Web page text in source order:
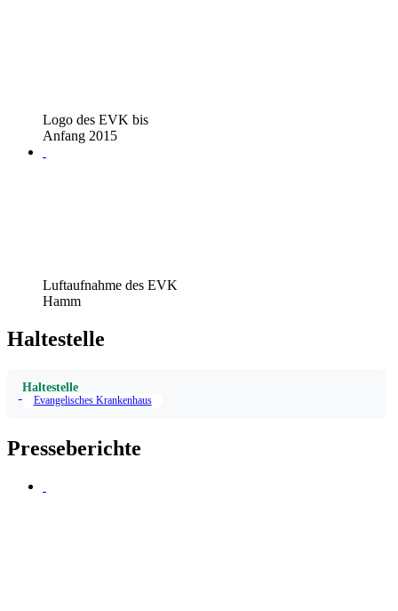
Logo des EVK bis
Anfang 2015
Luftaufnahme des EVK
Hamm
Haltestelle
Haltestelle
Evangelisches Krankenhaus
Presseberichte